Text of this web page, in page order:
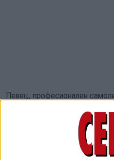
Певец, професионален
сценарист, автор на
фехтовач - 65-годишният
интересен житейски път и
прожекторите. У нас той е